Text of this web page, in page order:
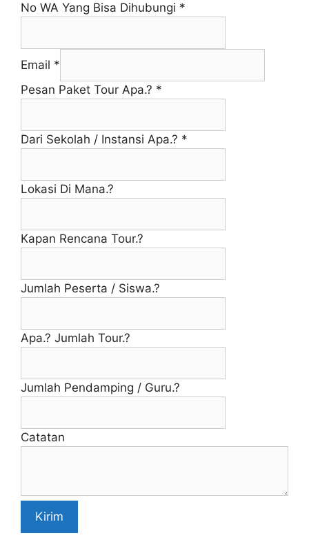
No WA Yang Bisa Dihubungi *
Email *
Pesan Paket Tour Apa.? *
Dari Sekolah / Instansi Apa.? *
Lokasi Di Mana.?
Kapan Rencana Tour.?
Jumlah Peserta / Siswa.?
Apa.? Jumlah Tour.?
Jumlah Pendamping / Guru.?
Catatan
Kirim